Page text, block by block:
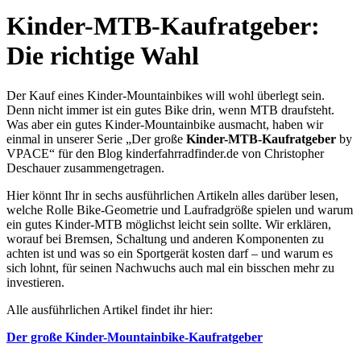
Kinder-MTB-Kaufratgeber:
Die richtige Wahl
Der Kauf eines Kinder-Mountainbikes will wohl überlegt sein.
Denn nicht immer ist ein gutes Bike drin, wenn MTB draufsteht.
Was aber ein gutes Kinder-Mountainbike ausmacht, haben wir
einmal in unserer Serie „Der große Kinder-MTB-Kaufratgeber by
VPACE“ für den Blog kinderfahrradfinder.de von Christopher
Deschauer zusammengetragen.
Hier könnt Ihr in sechs ausführlichen Artikeln alles darüber lesen,
welche Rolle Bike-Geometrie und Laufradgröße spielen und warum
ein gutes Kinder-MTB möglichst leicht sein sollte. Wir erklären,
worauf bei Bremsen, Schaltung und anderen Komponenten zu
achten ist und was so ein Sportgerät kosten darf – und warum es
sich lohnt, für seinen Nachwuchs auch mal ein bisschen mehr zu
investieren.
Alle ausführlichen Artikel findet ihr hier:
Der große Kinder-Mountainbike-Kaufratgeber